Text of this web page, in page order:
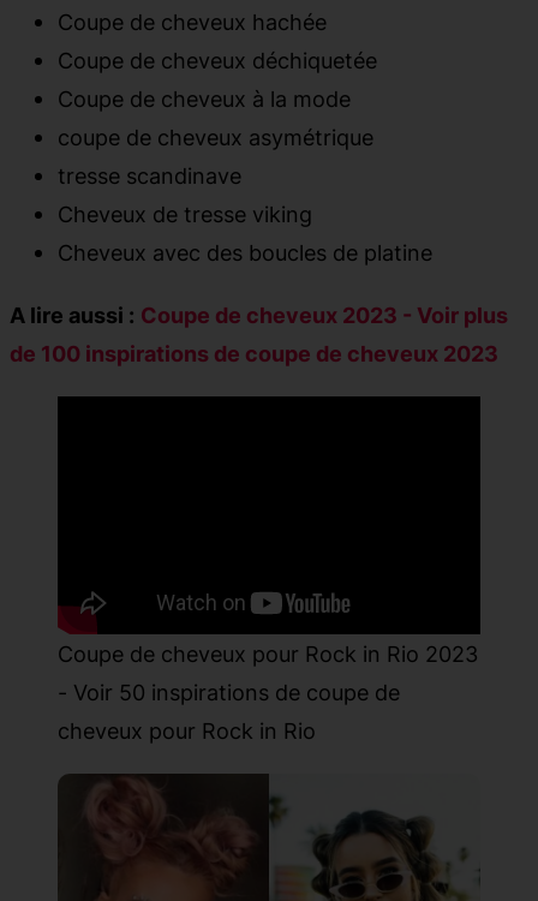
Coupe de cheveux hachée
Coupe de cheveux déchiquetée
Coupe de cheveux à la mode
coupe de cheveux asymétrique
tresse scandinave
Cheveux de tresse viking
Cheveux avec des boucles de platine
A lire aussi : Coupe de cheveux 2023 - Voir plus
de 100 inspirations de coupe de cheveux 2023
Coupe de cheveux pour Rock in Rio 2023
- Voir 50 inspirations de coupe de
cheveux pour Rock in Rio